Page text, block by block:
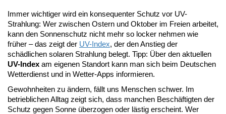
Immer wichtiger wird ein konsequenter Schutz vor UV-
Strahlung: Wer zwischen Ostern und Oktober im Freien arbeitet,
kann den Sonnenschutz nicht mehr so locker nehmen wie
früher – das zeigt der UV-Index, der den Anstieg der
schädlichen solaren Strahlung belegt. Tipp: Über den aktuellen
UV-Index am eigenen Standort kann man sich beim Deutschen
Wetterdienst und in Wetter-Apps informieren.
Gewohnheiten zu ändern, fällt uns Menschen schwer. Im
betrieblichen Alltag zeigt sich, dass manchen Beschäftigten der
Schutz gegen Sonne überzogen oder lästig erscheint. Wer